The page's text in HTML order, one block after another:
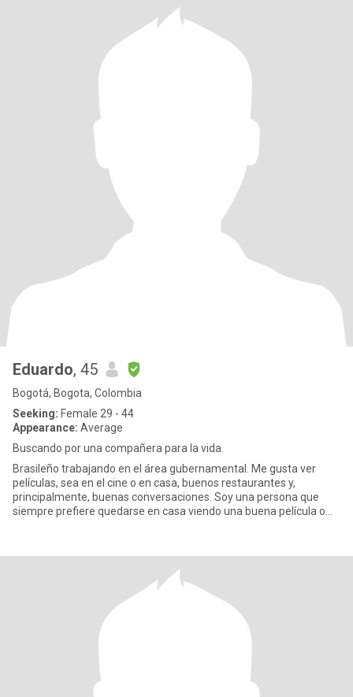
Eduardo, 45
Bogotá, Bogota, Colombia
Seeking: Female 29 - 44
Appearance: Average
Buscando por una compañera para la vida.
Brasileño trabajando en el área gubernamental. Me gusta ver
películas, sea en el cine o en casa, buenos restaurantes y,
principalmente, buenas conversaciones. Soy una persona que
siempre prefiere quedarse en casa viendo una buena película o